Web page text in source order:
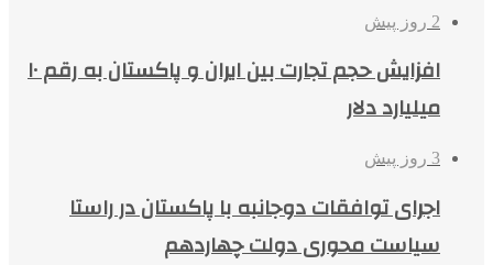
2 روز پیش
افزایش حجم تجارت بین ایران و پاکستان به رقم ۱۰
میلیارد دلار
3 روز پیش
اجرای توافقات دوجانبه با پاکستان در راستا
سیاست محوری دولت چهاردهم